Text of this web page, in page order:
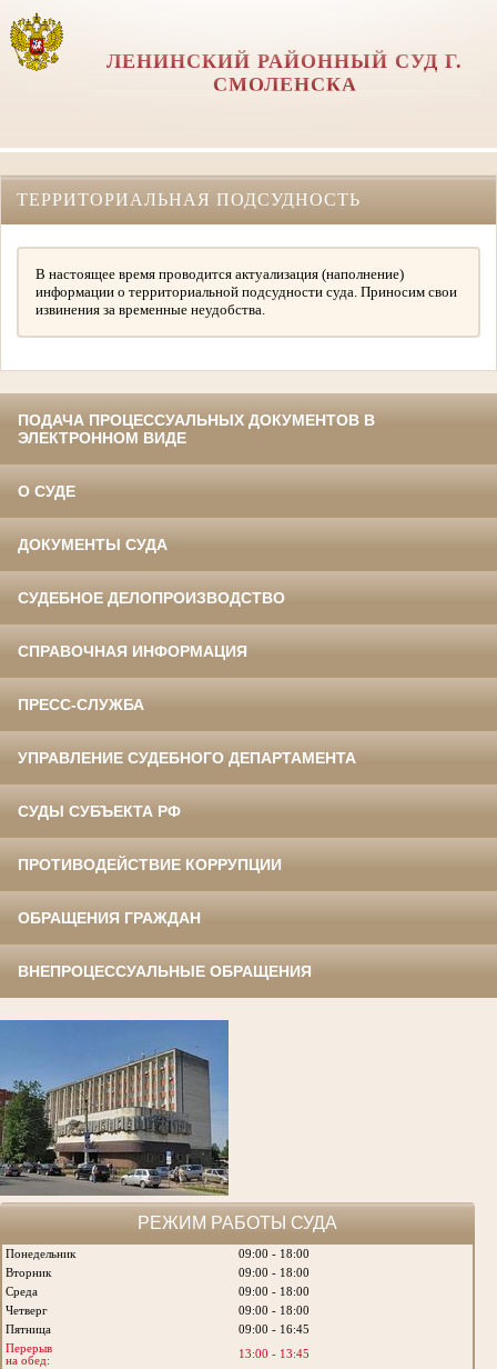
ЛЕНИНСКИЙ РАЙОННЫЙ СУД Г.
СМОЛЕНСКА
ТЕРРИТОРИАЛЬНАЯ ПОДСУДНОСТЬ
В настоящее время проводится актуализация (наполнение)
информации о территориальной подсудности суда. Приносим свои
извинения за временные неудобства.
ПОДАЧА ПРОЦЕССУАЛЬНЫХ ДОКУМЕНТОВ В
ЭЛЕКТРОННОМ ВИДЕ
О СУДЕ
ДОКУМЕНТЫ СУДА
СУДЕБНОЕ ДЕЛОПРОИЗВОДСТВО
СПРАВОЧНАЯ ИНФОРМАЦИЯ
ПРЕСС-СЛУЖБА
УПРАВЛЕНИЕ СУДЕБНОГО ДЕПАРТАМЕНТА
СУДЫ СУБЪЕКТА РФ
ПРОТИВОДЕЙСТВИЕ КОРРУПЦИИ
ОБРАЩЕНИЯ ГРАЖДАН
ВНЕПРОЦЕССУАЛЬНЫЕ ОБРАЩЕНИЯ
РЕЖИМ РАБОТЫ СУДА
Понедельник
09:00 - 18:00
Вторник
09:00 - 18:00
Среда
09:00 - 18:00
Четверг
09:00 - 18:00
Пятница
09:00 - 16:45
Перерыв
на обед:
13:00 - 13:45